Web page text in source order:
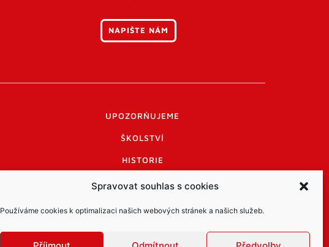
Spravovat souhlas s cookies
Používáme cookies k optimalizaci našich webových stránek a našich služeb.
NAPIŠTE NÁM
UPOZORŇUJEME
ŠKOLSTVÍ
HISTORIE
PRAKTICKÉ INFORMACE